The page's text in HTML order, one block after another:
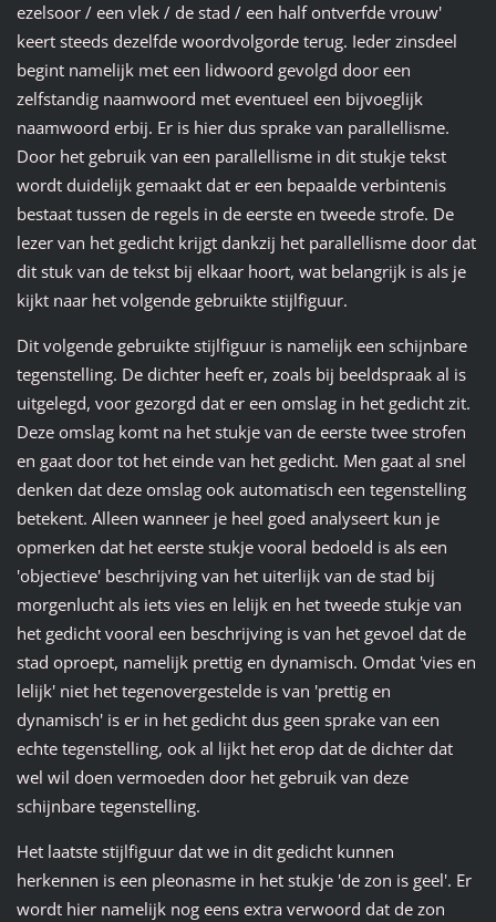
ezelsoor / een vlek / de stad / een half ontverfde vrouw'
keert steeds dezelfde woordvolgorde terug. Ieder zinsdeel
begint namelijk met een lidwoord gevolgd door een
zelfstandig naamwoord met eventueel een bijvoeglijk
naamwoord erbij. Er is hier dus sprake van parallellisme.
Door het gebruik van een parallellisme in dit stukje tekst
wordt duidelijk gemaakt dat er een bepaalde verbintenis
bestaat tussen de regels in de eerste en tweede strofe. De
lezer van het gedicht krijgt dankzij het parallellisme door dat
dit stuk van de tekst bij elkaar hoort, wat belangrijk is als je
kijkt naar het volgende gebruikte stijlfiguur.
Dit volgende gebruikte stijlfiguur is namelijk een schijnbare
tegenstelling. De dichter heeft er, zoals bij beeldspraak al is
uitgelegd, voor gezorgd dat er een omslag in het gedicht zit.
Deze omslag komt na het stukje van de eerste twee strofen
en gaat door tot het einde van het gedicht. Men gaat al snel
denken dat deze omslag ook automatisch een tegenstelling
betekent. Alleen wanneer je heel goed analyseert kun je
opmerken dat het eerste stukje vooral bedoeld is als een
'objectieve' beschrijving van het uiterlijk van de stad bij
morgenlucht als iets vies en lelijk en het tweede stukje van
het gedicht vooral een beschrijving is van het gevoel dat de
stad oproept, namelijk prettig en dynamisch. Omdat 'vies en
lelijk' niet het tegenovergestelde is van 'prettig en
dynamisch' is er in het gedicht dus geen sprake van een
echte tegenstelling, ook al lijkt het erop dat de dichter dat
wel wil doen vermoeden door het gebruik van deze
schijnbare tegenstelling.
Het laatste stijlfiguur dat we in dit gedicht kunnen
herkennen is een pleonasme in het stukje 'de zon is geel'. Er
wordt hier namelijk nog eens extra verwoord dat de zon